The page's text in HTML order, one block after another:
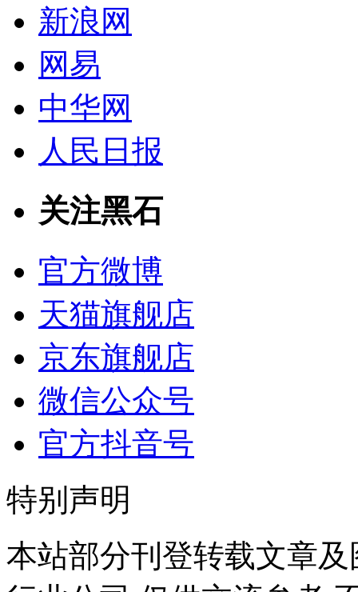
新浪网
网易
中华网
人民日报
关注黑石
官方微博
天猫旗舰店
京东旗舰店
微信公众号
官方抖音号
特别声明
本站部分刊登转载文章